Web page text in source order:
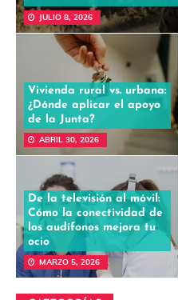
JULIO 8, 2026
Vivienda rural vs. urbana:
¿Dónde aplicar el apoyo
de la Junta?
ABRIL 30, 2026
De la televisión al móvil:
Cómo la conectividad de
los audífonos mejora tu
ocio
MARZO 5, 2026